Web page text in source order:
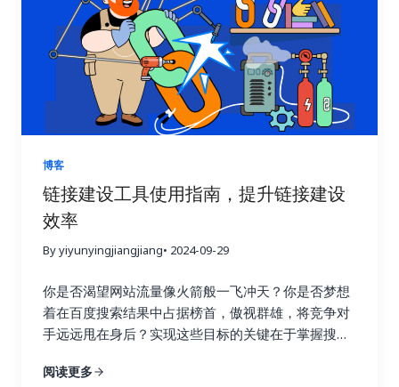
取链接，却不清楚哪些链接真正有效，哪些链接只是
浪费时间和精力。这种做法不仅效率低，还可能适得
其反，损害网站的搜索引擎优化效果。 链接建设效果
追踪就像一盏明灯，照亮前进的道路，它能帮助你清
晰地了解每一次链接建设活动的实际效果，让你知道
哪些策略有效，哪些策略需要改进。就像驾驶汽车需
要查看仪表盘一样，追踪链接建设效果可以让你随时
掌握网站的“行驶状态”，从而做出更明智的决策。 试
想一下，一个射手如果每次射击后都无法看到箭的落
点，他该如何调整自己的射击姿势和力度呢？链接建
设也是如此，只有不断追踪效果，才能知道哪些策略
命中了目标，哪些策略需要调整。通过追踪链接建设
真正有效的策略上，从而最大化投资回报率，就像一
个精明的投资者，会仔细分析市场行情，选择最具潜
力的投资项目。 更重要的是，追踪链接建设效果可以
过哪些链接访问你的网站，他们在你的网站上停留了
博客
链接建设工具使用指南，提升链接建设
效率
By yiyunyingjiangjiang• 2024-09-29
你是否渴望网站流量像火箭般一飞冲天？你是否梦想
着在百度搜索结果中占据榜首，傲视群雄，将竞争对
手远远甩在身后？实现这些目标的关键在于掌握搜索
节！不要再浪费宝贵的时间和精力在低效的搜索引擎
阅读更多